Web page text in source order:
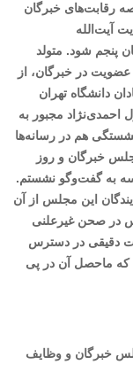
رقابت‌های خبرگان
آیت‌الله
پنجم شود. متولد
عضویت در خبرگان، از
دانشگاه تهران
احمدی‌نژاد مجبور به
هم در رسانه‌ها
خبرگان و روز
به گفت‌وگو نشستم.
این مجلس از آن
در صحن غیرعلنی
دقیقی در دسترس
که ماحصل آن در پی
خبرگان و وظایف